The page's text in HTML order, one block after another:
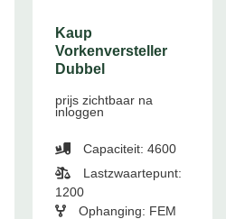
Kaup
Vorkenversteller
Dubbel
prijs zichtbaar na
inloggen
Capaciteit: 4600
Lastzwaartepunt:
1200
Ophanging: FEM